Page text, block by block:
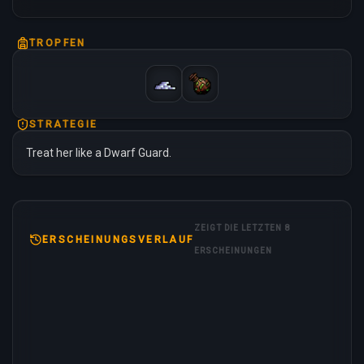
TROPFEN
STRATEGIE
Treat her like a Dwarf Guard.
ERSCHEINUNGSVERLAUF
ZEIGT DIE LETZTEN 8
ERSCHEINUNGEN